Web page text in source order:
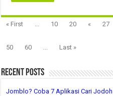
« First ... 10 20 « 27
50
60 ... Last »
Recent Posts
Jomblo? Coba 7 Aplikasi Cari